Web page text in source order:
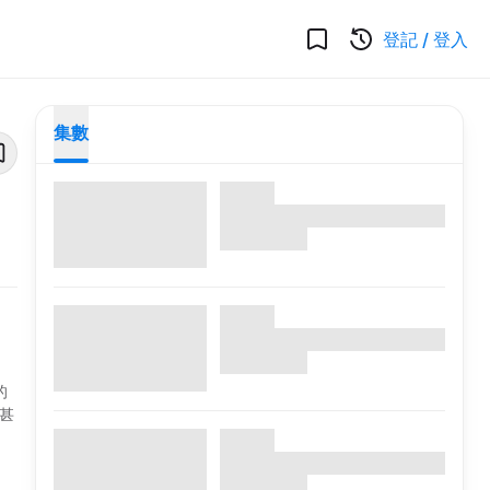
登記 / 登入
集數